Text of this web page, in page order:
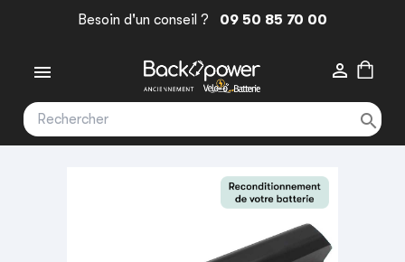
Besoin d'un conseil ? 09 50 85 70 00
 
